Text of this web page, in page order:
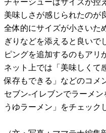
美味しさが感じられたのが
全体的にサイズが小さいた
ぎりなどを添えると良いで
ピングを追加するのもアリ
ネット上では「美味しくて
保存もできる」などのコメ
セブン-イレブンでラーメ
うゆラーメン」をチェック